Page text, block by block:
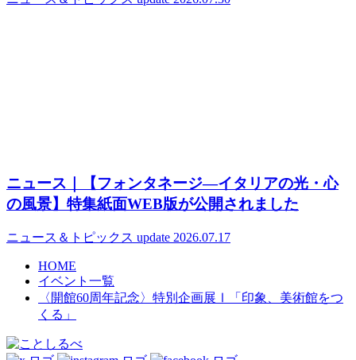
ニュース｜【フォンタネージ—イタリアの光・心
の風景】特集紙面WEB版が公開されました
ニュース＆トピックス update 2026.07.17
HOME
イベント一覧
〈開館60周年記念〉特別企画展Ⅰ「印象、美術館をつ
くる」